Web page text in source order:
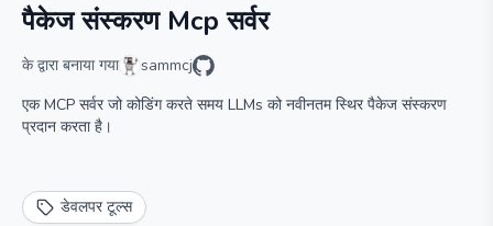
पैकेज संस्करण Mcp सर्वर
के द्वारा बनाया गया
sammcj
एक MCP सर्वर जो कोडिंग करते समय LLMs को नवीनतम स्थिर पैकेज संस्करण
प्रदान करता है।
डेवलपर टूल्स